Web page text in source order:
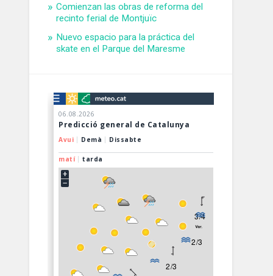
Comienzan las obras de reforma del
recinto ferial de Montjuïc
Nuevo espacio para la práctica del
skate en el Parque del Maresme